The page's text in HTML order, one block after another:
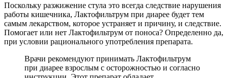
Поскольку разжижение стула это всегда следствие нарушения
работы кишечника, Лактофильтрум при диарее будет тем
самым лекарством, которое устраняет и причину, и следствие.
Помогает или нет Лактофильтрум от поноса? Определенно да,
при условии рационального употребления препарата.
Врачи рекомендуют принимать Лактофильтрум
при диарее взрослым с осторожностью и согласно